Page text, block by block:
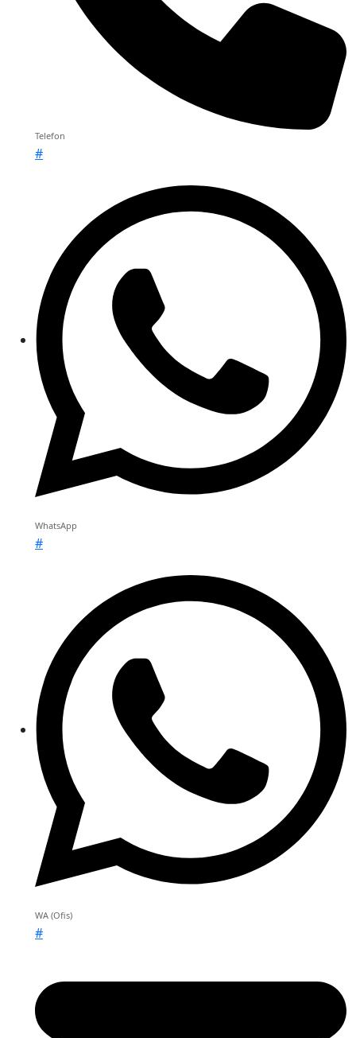
Telefon
#
WhatsApp
#
WA (Ofis)
#